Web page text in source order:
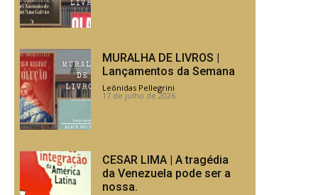
MURALHA DE LIVROS |
Lançamentos da Semana
Leônidas Pellegrini -
17 de julho de 2026
CESAR LIMA | A tragédia
da Venezuela pode ser a
nossa.